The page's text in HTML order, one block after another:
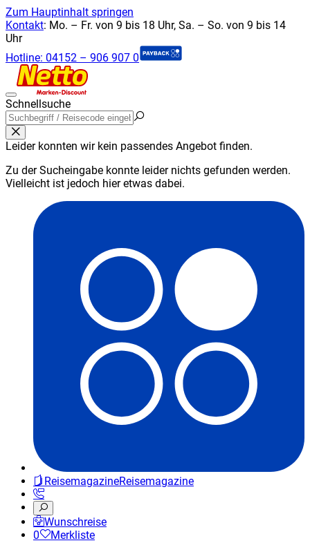
Zum Hauptinhalt springen
Kontakt: Mo. – Fr. von 9 bis 18 Uhr, Sa. – So. von 9 bis 14
Uhr
Hotline: 04152 – 906 907 0
Schnellsuche
Leider konnten wir kein passendes Angebot finden.
Zu der Sucheingabe konnte leider nichts gefunden werden.
Vielleicht ist jedoch hier etwas dabei.
ReisemagazineReisemagazine
Wunschreise
0
Merkliste